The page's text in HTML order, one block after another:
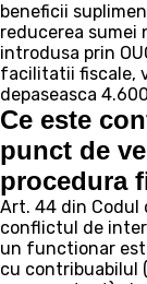
beneficii
reducerea sumei
introdusa prin
facilitatii fiscale,
depaseasca
Ce este
punct de
procedura
Art. 44 din Codul
conflictul de
un functionar
cu contribuabilul